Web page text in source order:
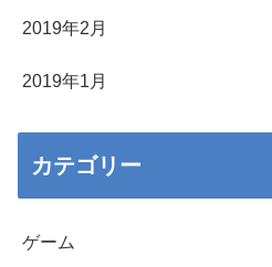
2019年2月
2019年1月
カテゴリー
ゲーム